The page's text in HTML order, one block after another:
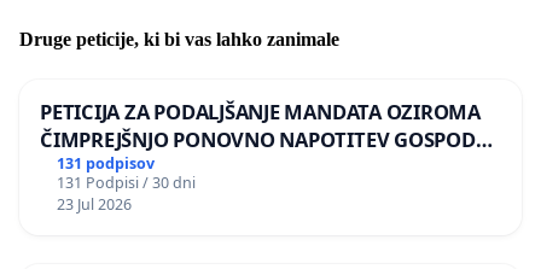
Druge peticije, ki bi vas lahko zanimale
PETICIJA ZA PODALJŠANJE MANDATA OZIROMA
ČIMPREJŠNJO PONOVNO NAPOTITEV GOSPODA
BERNARDA ŠRAJNERJA NA VELEPOSLANIŠTVO
REPUBLIKE SLOVENIJE V MOSKVI
131 podpisov
131 Podpisi / 30 dni
23 Jul 2026